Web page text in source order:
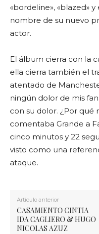
«bordeline», «blazed»
nombre de su nuevo
actor.
El álbum cierra con la
ella cierra también el
atentado de
ningún dolor de mis
con su dolor. ¿Por qué
comentaba Grande a
cinco minutos y 22
visto como una
ataque.
Artículo anterior
CASAMIENTO CINTIA
IDA CAGLIERO & HUGO
NICOLAS AZUZ